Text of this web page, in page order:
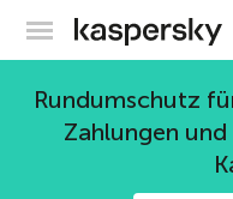
Rundumschutz
Zahlungen